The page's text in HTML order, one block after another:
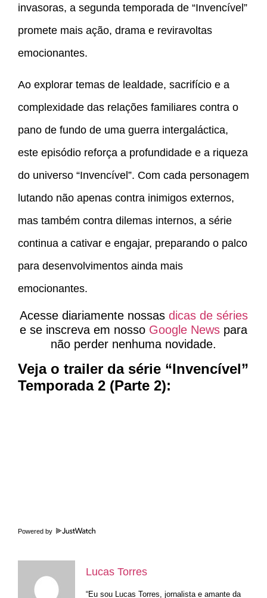
invasoras, a segunda temporada de “Invencível”
promete mais ação, drama e reviravoltas
emocionantes.
Ao explorar temas de lealdade, sacrifício e a
complexidade das relações familiares contra o
pano de fundo de uma guerra intergaláctica,
este episódio reforça a profundidade e a riqueza
do universo “Invencível”. Com cada personagem
lutando não apenas contra inimigos externos,
mas também contra dilemas internos, a série
continua a cativar e engajar, preparando o palco
para desenvolvimentos ainda mais
emocionantes.
Acesse diariamente nossas dicas de séries
e se inscreva em nosso Google News para
não perder nenhuma novidade.
Veja o trailer da série “Invencível”
Temporada 2 (Parte 2):
Powered by
Lucas Torres
“Eu sou Lucas Torres, jornalista e amante da